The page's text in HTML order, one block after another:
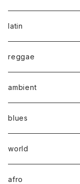
latin
reggae
ambient
blues
world
afro